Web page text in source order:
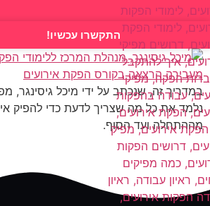
התקשרו עכשיו!
במדריך זה, שנכתב על ידי מיכל גיסינגר,
נלמד את כל מה שצריך לדעת כדי להפיק
מההתחלה ועד הסוף.